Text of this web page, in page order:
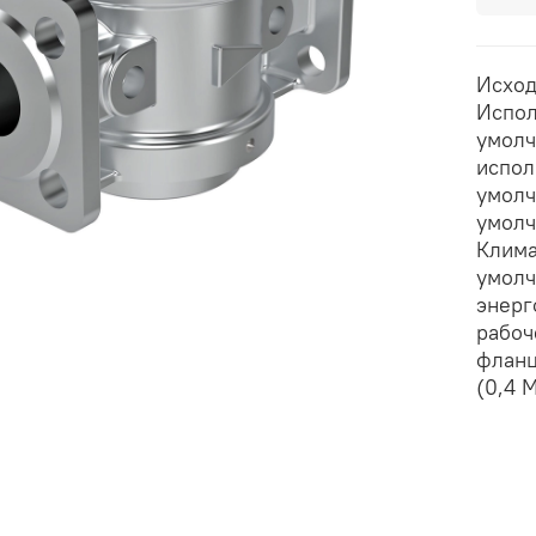
(0,4